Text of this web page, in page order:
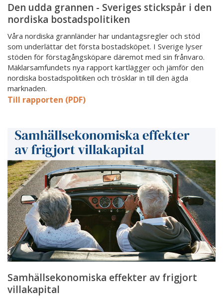
Den udda grannen - Sveriges stickspår i den
nordiska bostadspolitiken
Våra nordiska grannländer har undantagsregler och stöd
som underlättar det första bostadsköpet. I Sverige lyser
stöden för förstagångsköpare däremot med sin frånvaro.
Mäklarsamfundets nya rapport kartlägger och jämför den
nordiska bostadspolitiken och trösklar in till den ägda
marknaden.
Till rapporten (PDF)
effekter
frigjort
villakapital
Samhällsekonomiska effekter av frigjort
villakapital